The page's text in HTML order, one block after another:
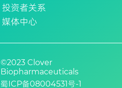
投资者关系
媒体中心
©2023 Clover
Biopharmaceuticals
蜀ICP备08004531号-1